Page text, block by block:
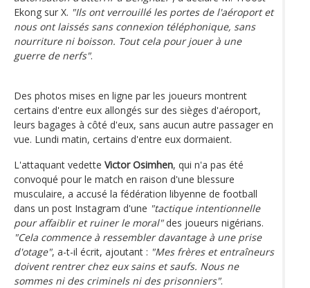
Ekong sur X. "Ils ont verrouillé les portes de l'aéroport et
nous ont laissés sans connexion téléphonique, sans
nourriture ni boisson. Tout cela pour jouer à une
guerre de nerfs".
Des photos mises en ligne par les joueurs montrent
certains d'entre eux allongés sur des sièges d'aéroport,
leurs bagages à côté d'eux, sans aucun autre passager en
vue. Lundi matin, certains d'entre eux dormaient.
L'attaquant vedette Victor Osimhen, qui n'a pas été
convoqué pour le match en raison d'une blessure
musculaire, a accusé la fédération libyenne de football
dans un post Instagram d'une "tactique intentionnelle
pour affaiblir et ruiner le moral"des joueurs nigérians.
"Cela commence à ressembler davantage à une prise
d'otage", a-t-il écrit, ajoutant : "Mes frères et entraîneurs
doivent rentrer chez eux sains et saufs. Nous ne
sommes ni des criminels ni des prisonniers".